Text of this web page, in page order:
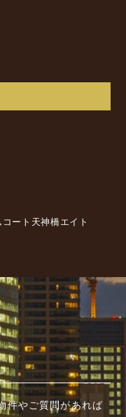
ート天神橋エイト
件やご質問があれば